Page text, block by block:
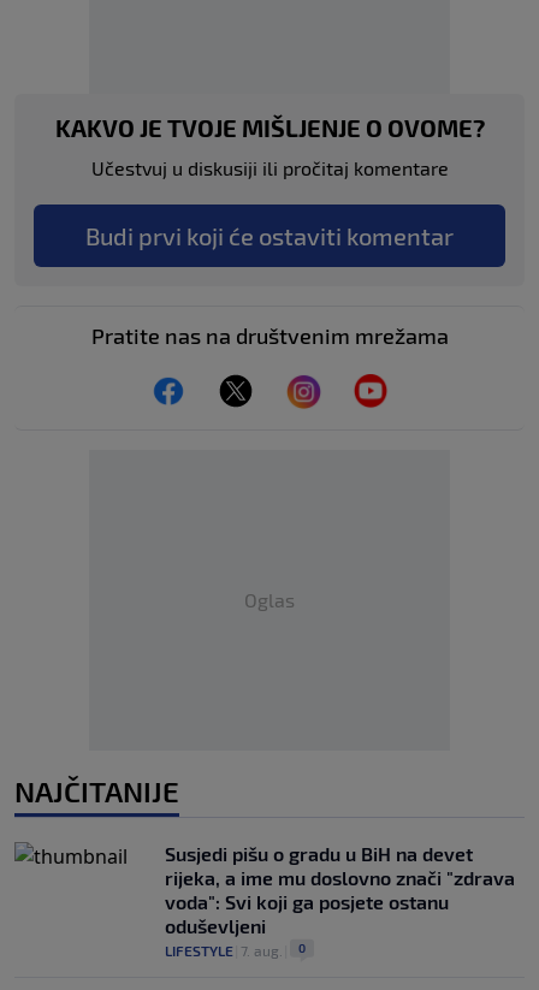
KAKVO JE TVOJE MIŠLJENJE O OVOME?
Učestvuj u diskusiji ili pročitaj komentare
Budi prvi koji će ostaviti komentar
Pratite nas na društvenim mrežama
Oglas
NAJČITANIJE
Susjedi pišu o gradu u BiH na devet
rijeka, a ime mu doslovno znači "zdrava
voda": Svi koji ga posjete ostanu
oduševljeni
LIFESTYLE 7. aug. 0